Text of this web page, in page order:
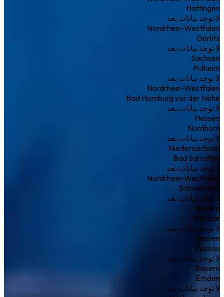
Hattingen
لا توجد بيانات بعد
Nordrhein-Westfalen
Görlitz
لا توجد بيانات بعد
Sachsen
Pulheim
لا توجد بيانات بعد
Nordrhein-Westfalen
Bad Homburg vor der Höhe
لا توجد بيانات بعد
Hessen
Nordhorn
لا توجد بيانات بعد
Niedersachsen
Bad Salzuflen
لا توجد بيانات بعد
Nordrhein-Westfalen
Schweinfurt
لا توجد بيانات بعد
Bayern
Wetzlar
لا توجد بيانات بعد
Hessen
Passau
لا توجد بيانات بعد
Bayern
Emden
لا توجد بيانات بعد